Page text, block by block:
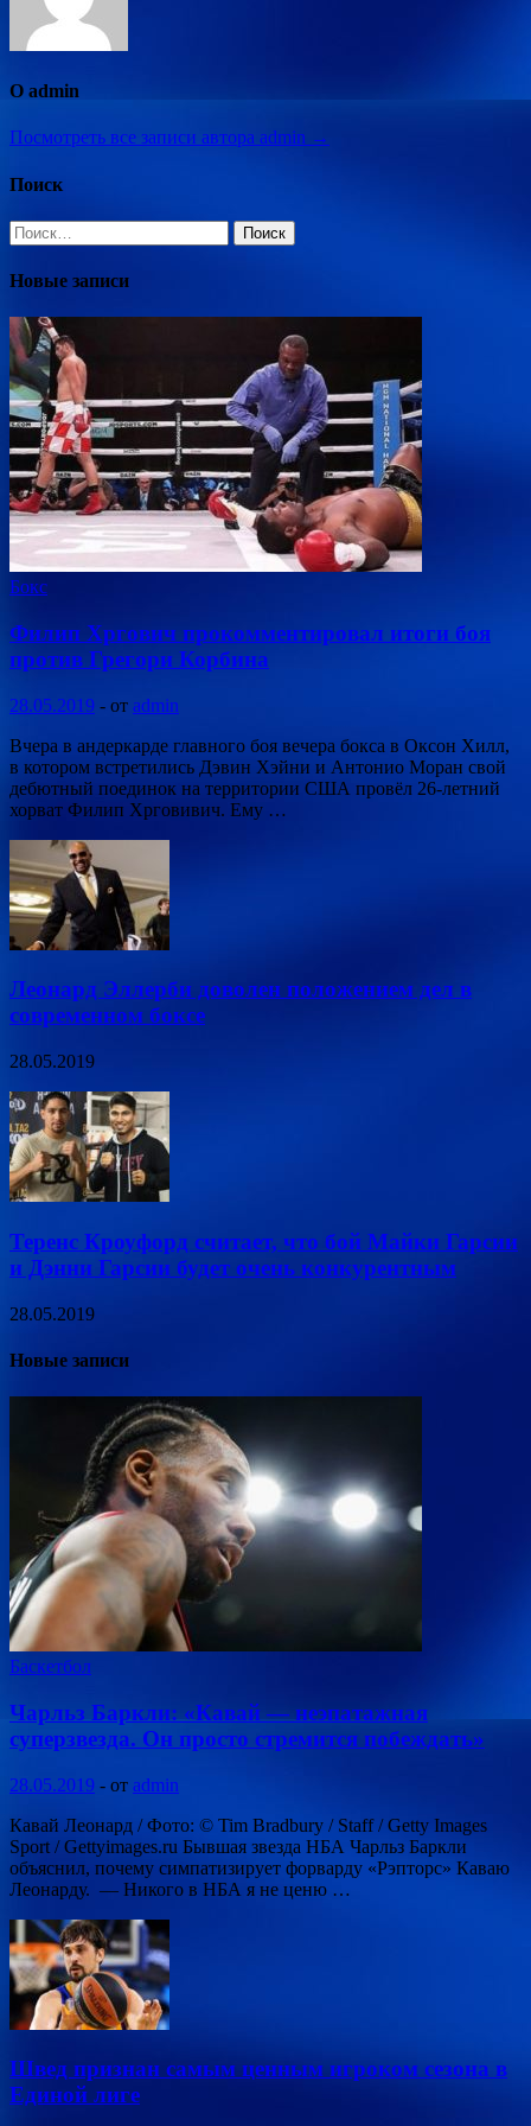
О admin
Посмотреть все записи автора admin →
Поиск
Найти:
Новые записи
Бокс
Филип Хргович прокомментировал итоги боя
против Грегори Корбина
28.05.2019 - от admin
Вчера в андеркарде главного боя вечера бокса в Оксон Хилл,
в котором встретились Дэвин Хэйни и Антонио Моран свой
дебютный поединок на территории США провёл 26-летний
хорват Филип Хрговивич. Ему …
Леонард Эллерби доволен положением дел в
современном боксе
28.05.2019
Теренс Кроуфорд считает, что бой Майки Гарсии
и Дэнни Гарсии будет очень конкурентным
28.05.2019
Новые записи
Баскетбол
Чарльз Баркли: «Кавай — неэпатажная
суперзвезда. Он просто стремится побеждать»
28.05.2019 - от admin
Кавай Леонард / Фото: © Tim Bradbury / Staff / Getty Images
Sport / Gettyimages.ru Бывшая звезда НБА Чарльз Баркли
объяснил, почему симпатизирует форварду «Рэпторс» Каваю
Леонарду. — Никого в НБА я не ценю …
Швед признан самым ценным игроком сезона в
Единой лиге